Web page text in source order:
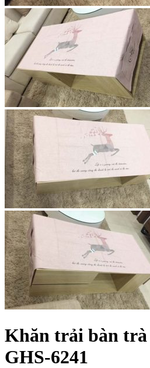
Khăn trải bàn trà
GHS-6241